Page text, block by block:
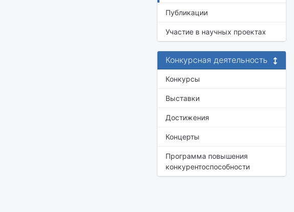
Публикации
Участие в научных проектах
Конкурсная деятельность
Конкурсы
Выставки
Достижения
Концерты
Программа повышения
конкурентоспособности